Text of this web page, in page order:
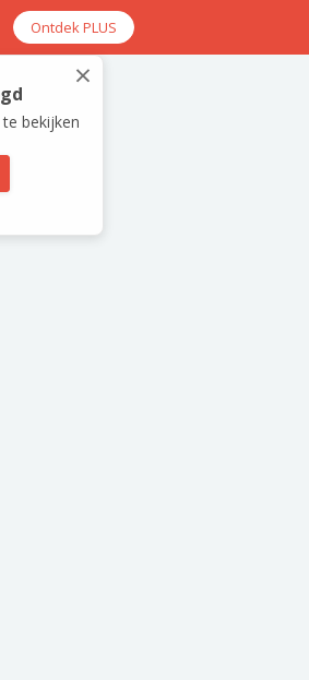
Ontdek PLUS
×
bekijken